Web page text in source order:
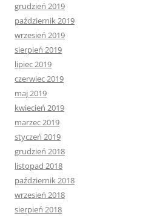
grudzień 2019
październik 2019
wrzesień 2019
sierpień 2019
lipiec 2019
czerwiec 2019
maj 2019
kwiecień 2019
marzec 2019
styczeń 2019
grudzień 2018
listopad 2018
październik 2018
wrzesień 2018
sierpień 2018